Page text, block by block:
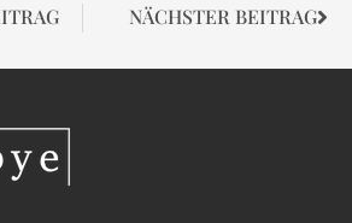
NÄCHSTER BEITRAG